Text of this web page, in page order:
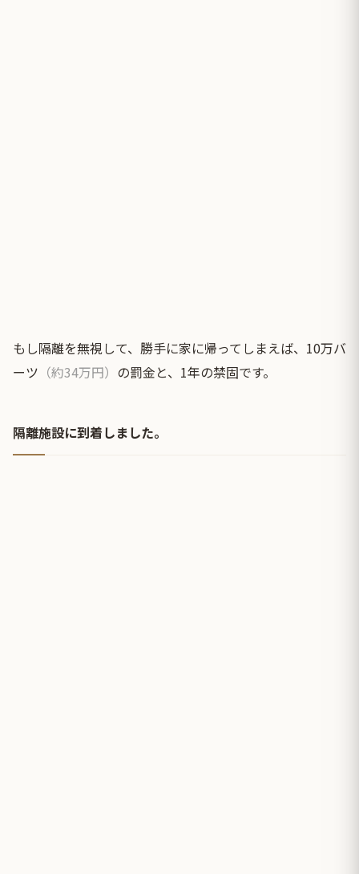
もし隔離を無視して、勝手に家に帰ってしまえば、10万バ
ーツ （約34万円） の罰金と、1年の禁固です。
隔離施設に到着しました。